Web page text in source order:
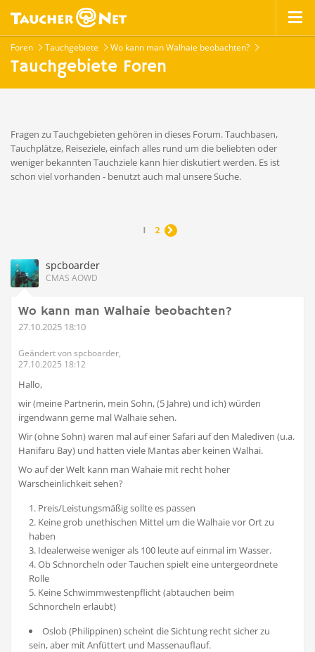
Foren Tauchgebiete Wo kann man Walhaie beobachten?
Tauchgebiete Foren
Fragen zu Tauchgebieten gehören in dieses Forum. Tauchbasen,
Tauchplätze, Reiseziele, einfach alles rund um die beliebten oder
weniger bekannten Tauchziele kann hier diskutiert werden. Es ist
schon viel vorhanden - benutzt auch mal unsere Suche.
1 2 
spcboarder
CMAS AOWD
Wo kann man Walhaie beobachten?
27.10.2025 18:10
Geändert von spcboarder,
27.10.2025 18:12
Hallo,
wir (meine Partnerin, mein Sohn, (5 Jahre) und ich) würden
irgendwann gerne mal Walhaie sehen.
Wir (ohne Sohn) waren mal auf einer Safari auf den Malediven (u.a.
Hanifaru Bay) und hatten viele Mantas aber keinen Walhai.
Wo auf der Welt kann man Wahaie mit recht hoher
Warscheinlichkeit sehen?
Preis/Leistungsmäßig sollte es passen
Keine grob unethischen Mittel um die Walhaie vor Ort zu
haben
Idealerweise weniger als 100 leute auf einmal im Wasser.
Ob Schnorcheln oder Tauchen spielt eine untergeordnete
Rolle
Keine Schwimmwestenpflicht (abtauchen beim
Schnorcheln erlaubt)
Oslob (Philippinen) scheint die Sichtung recht sicher zu
sein, aber mit Anfüttert und Massenauflauf.